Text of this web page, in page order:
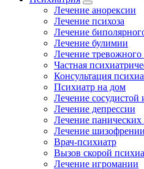
Лечение анорексии
Лечение психоза
Лечение
Лечение булимии
Лечение тревожного
Частная
Консультация
Психиатр на дом
Лечение сосудистой
Лечение депрессии
Лечение панических
Лечение шизофрении
Врач-психиатр
Вызов скорой
Лечение игромании